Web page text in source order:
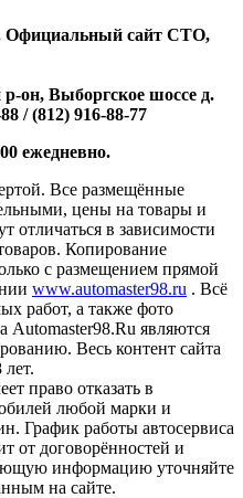
Официальный сайт СТО,
он, Выборгское шоссе д.
/ (812) 916-88-77
ежедневно.
Все размещённые
цены на товары и
отличаться в зависимости
Копирование
с размещением прямой
www.automaster98.ru . Всё
работ, а также фото
Automaster98.Ru являются
Весь контент сайта
право отказать в
любой марки и
График работы автосервиса
от договорённостей и
информацию уточняйте
на сайте.